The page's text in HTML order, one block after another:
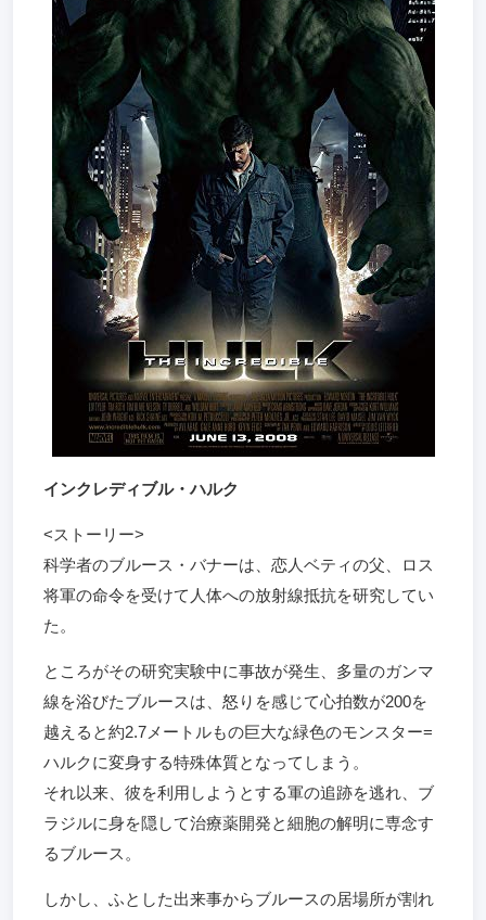
インクレディブル・ハルク
<ストーリー>
科学者のブルース・バナーは、恋人ベティの父、ロス
将軍の命令を受けて人体への放射線抵抗を研究してい
た。
ところがその研究実験中に事故が発生、多量のガンマ
線を浴びたブルースは、怒りを感じて心拍数が200を
越えると約2.7メートルもの巨大な緑色のモンスター=
ハルクに変身する特殊体質となってしまう。
それ以来、彼を利用しようとする軍の追跡を逃れ、ブ
ラジルに身を隠して治療薬開発と細胞の解明に専念す
るブルース。
しかし、ふとした出来事からブルースの居場所が割れ